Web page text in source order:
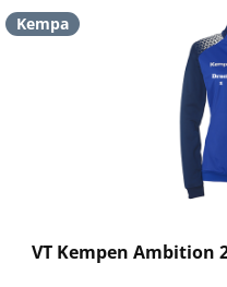
Kempa
VT Kempen Ambition